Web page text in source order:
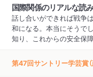
国際関係のリアルな読
話し合いができれば戦争
和になる。本当にそうで
知り、これからの安全保
第47回サントリー学芸賞